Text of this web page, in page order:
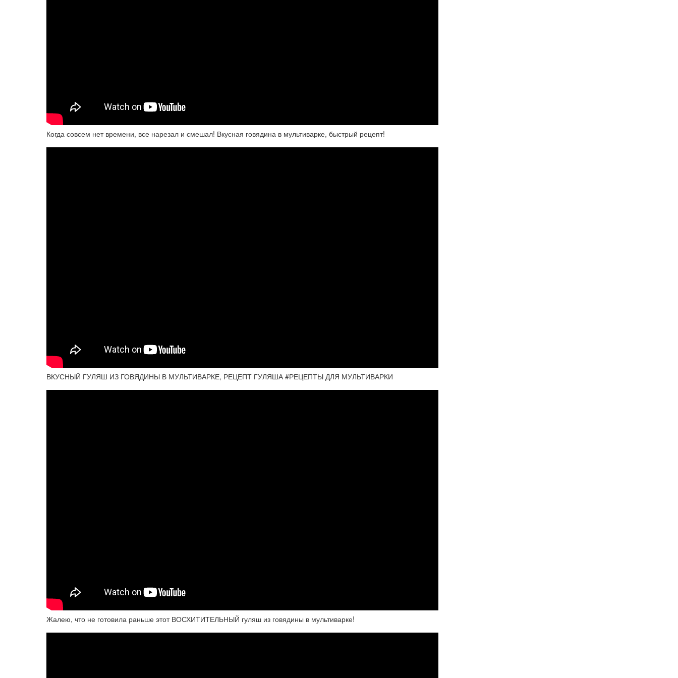
Когда совсем нет времени, все нарезал и смешал! Вкусная говядина в мультиварке, быстрый рецепт!
ВКУСНЫЙ ГУЛЯШ ИЗ ГОВЯДИНЫ В МУЛЬТИВАРКЕ, РЕЦЕПТ ГУЛЯША #РЕЦЕПТЫ ДЛЯ МУЛЬТИВАРКИ
Жалею, что не готовила раньше этот ВОСХИТИТЕЛЬНЫЙ гуляш из говядины в мультиварке!